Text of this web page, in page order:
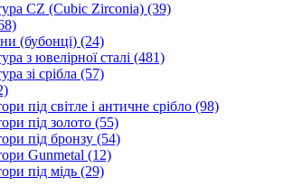
CZ (Cubic Zirconia) (39)
(бубонці) (24)
з ювелірної сталі (481)
зі срібла (57)
під світле і античне срібло (98)
під золото (55)
під бронзу (54)
Gunmetal (12)
під мідь (29)